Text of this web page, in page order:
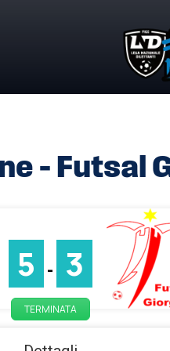
– Futsal
5 - 3
TERMINATA